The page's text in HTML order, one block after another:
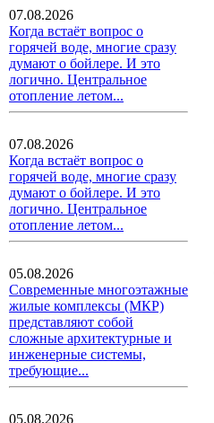
07.08.2026
Когда встаёт вопрос о
горячей воде, многие сразу
думают о бойлере. И это
логично. Центральное
отопление летом...
07.08.2026
Когда встаёт вопрос о
горячей воде, многие сразу
думают о бойлере. И это
логично. Центральное
отопление летом...
05.08.2026
Современные многоэтажные
жилые комплексы (МКР)
представляют собой
сложные архитектурные и
инженерные системы,
требующие...
05.08.2026